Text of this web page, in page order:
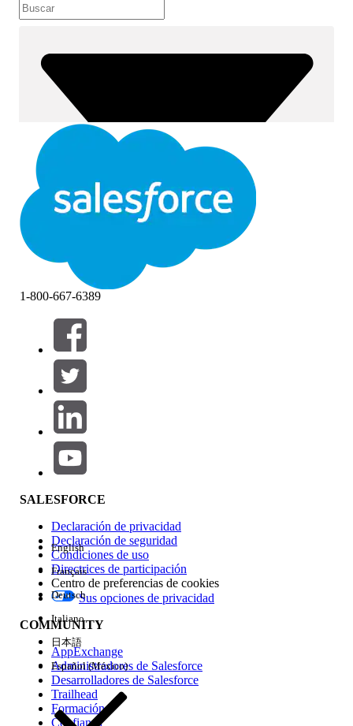
Filtros (0)
SELECCIONAR FILTROS
Área de productos
Repercusión de función
Edición
Experiencia
1-800-667-6389
SALESFORCE
Declaración de privacidad
Declaración de seguridad
Condiciones de uso
Directrices de participación
Centro de preferencias de cookies
Sus opciones de privacidad
COMMUNITY
AppExchange
Administradores de Salesforce
Desarrolladores de Salesforce
Trailhead
Formación
Confianza
English
Français
Deutsch
Italiano
日本語
Español (México)